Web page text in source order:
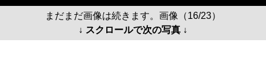
まだまだ画像は続きます。画像（16/23）
↓ スクロールで次の写真 ↓